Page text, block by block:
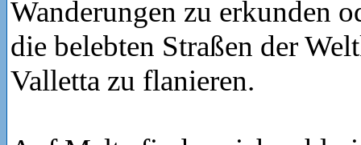
Wanderungen zu erkunden
die belebten Straßen der
Valletta zu flanieren.